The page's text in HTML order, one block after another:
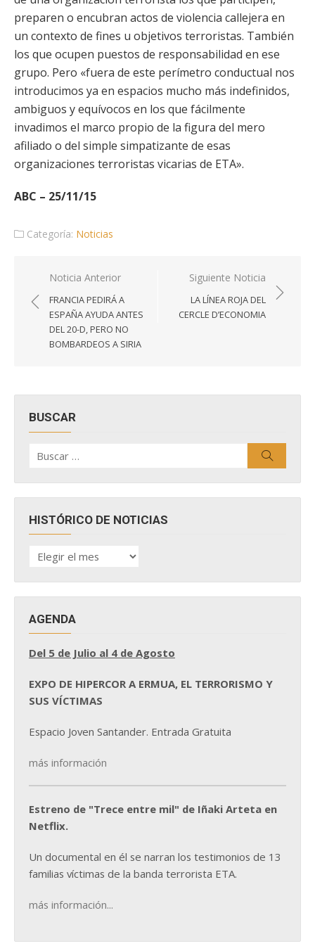
preparen o encubran actos de violencia callejera en
un contexto de fines u objetivos terroristas. También
los que ocupen puestos de responsabilidad en ese
grupo. Pero «fuera de este perímetro conductual nos
introducimos ya en espacios mucho más indefinidos,
ambiguos y equívocos en los que fácilmente
invadimos el marco propio de la figura del mero
afiliado o del simple simpatizante de esas
organizaciones terroristas vicarias de ETA».
ABC – 25/11/15
Categoría: Noticias
Navegación
de
entradas
Noticia Anterior
FRANCIA PEDIRÁ A
ESPAÑA AYUDA ANTES
DEL 20-D, PERO NO
BOMBARDEOS A SIRIA
Siguiente Noticia
LA LÍNEA ROJA DEL
CERCLE D’ECONOMIA
BUSCAR
por:
HISTÓRICO DE NOTICIAS
HISTÓRICO
DE
AGENDA
Del 5 de Julio al 4 de Agosto
EXPO DE HIPERCOR A ERMUA, EL TERRORISMO Y
SUS VÍCTIMAS
Espacio Joven Santander. Entrada Gratuita
más información
Estreno de "Trece entre mil" de Iñaki Arteta en
Netflix.
Un documental en él se narran los testimonios de 13
familias víctimas de la banda terrorista ETA.
más información...